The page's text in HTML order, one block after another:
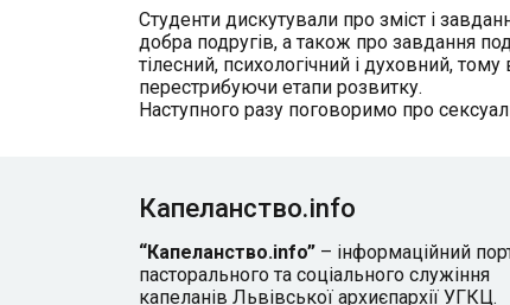
Студенти дискутували про зміст і
добра подругів, а також про завдання
тілесний, психологічний і духовний,
перестрибуючи етапи розвитку.
Наступного разу поговоримо про
Капеланство.info
“Капеланство.info” – інформаційний
пасторального та соціального служіння
капеланів Львівської архиєпархії УГКЦ.